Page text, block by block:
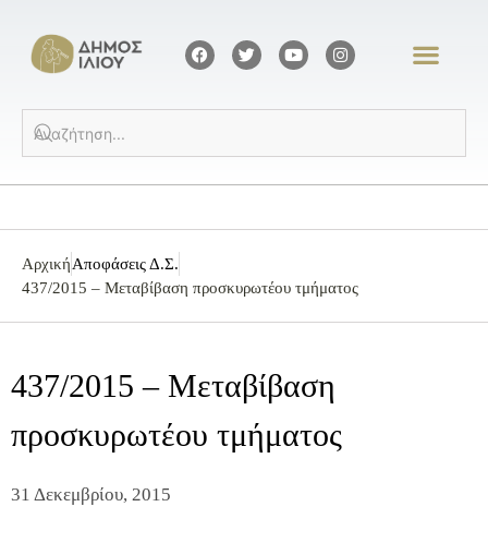
ΑρχικήΑποφάσεις Δ.Σ.
437/2015 – Μεταβίβαση προσκυρωτέου τμήματος
437/2015 – Μεταβίβαση
προσκυρωτέου τμήματος
31 Δεκεμβρίου, 2015